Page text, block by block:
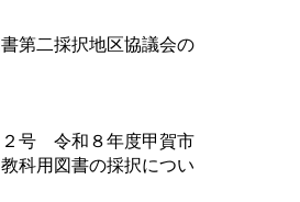
書第二採択地区協議会の
２号 令和８年度甲賀市
科用図書の採択につい